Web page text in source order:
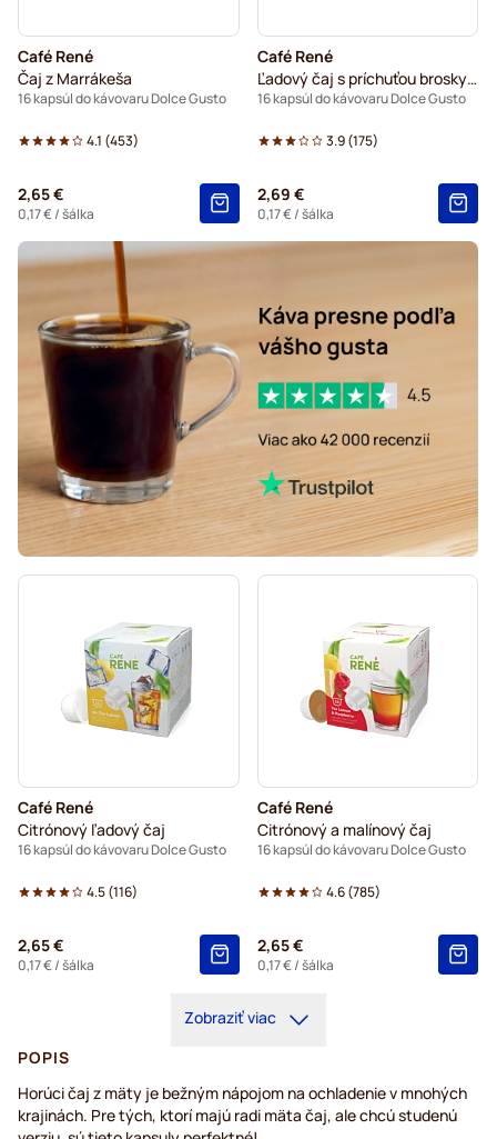
Kapsuly do kávovaru Dolce Gusto®
Starbucks® – kapsuly do kávovarov Dolce Gusto
Kaffekapslen – kapsuly do kávovarov Dolce Gusto
Starbucks® Grande – kapsuly do kávovarov Dolce Gusto
Café René
Čaj z Marrákeša
16 kapsúl do kávovaru Dolce Gusto
4.1 (453)
2,65 €
0,17 €/ šálka
Café René
Ľadový čaj s príchuťou broskyne
16 kapsúl do kávovaru Dolce Gusto
3.9(175)
2,69 €
0,17 €/ šálka
Café René
Citrónový ľadový čaj
16 kapsúl do kávovaru Dolce Gusto
4.5(116)
2,65 €
0,17 €/ šálka
Café René
Citrónový a malínový čaj
16 kapsúl do kávovaru Dolce Gusto
4.6(785)
2,65 €
0,17 €/ šálka
Zobraziť viac
POPIS
Horúci čaj z mäty je bežným nápojom na ochladenie v mnohých
krajinách. Pre tých, ktorí majú radi mäta čaj, ale chcú studenú